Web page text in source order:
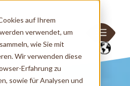
auf Ihrem
verwendet, um
wie Sie mit
Wir verwenden diese
Erfahrung zu
sowie für Analysen und